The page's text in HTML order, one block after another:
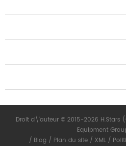
Droit d\'auteur © 2015-2026 H.Stars
Equipment
/ Blog / Plan du site / XML /